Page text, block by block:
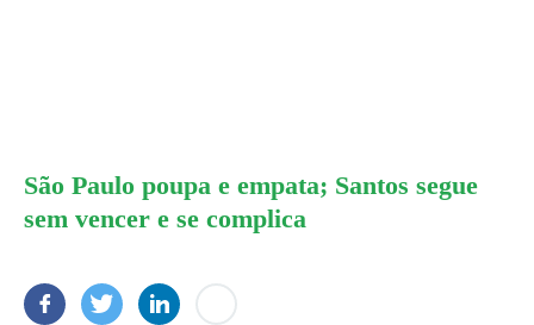
São Paulo poupa e empata; Santos segue
sem vencer e se complica